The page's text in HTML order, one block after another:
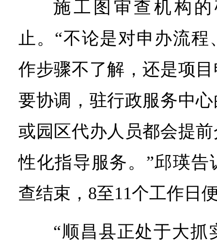
施工图审查机构
止。“不论是对申办流
作步骤不了解，还是项
要协调，驻行政服务中
或园区代办人员都会提
性化指导服务。”邱瑛
查结束，8至11个工作日
“顺昌县正处于大抓